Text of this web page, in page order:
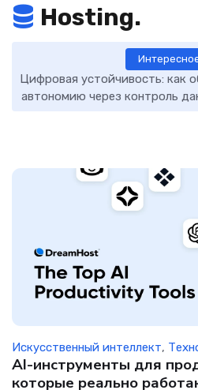
Hosting.
Цифровая устойчивость: как
автономию через контроль
Искусственный интеллект,
AI-инструменты для
которые реально